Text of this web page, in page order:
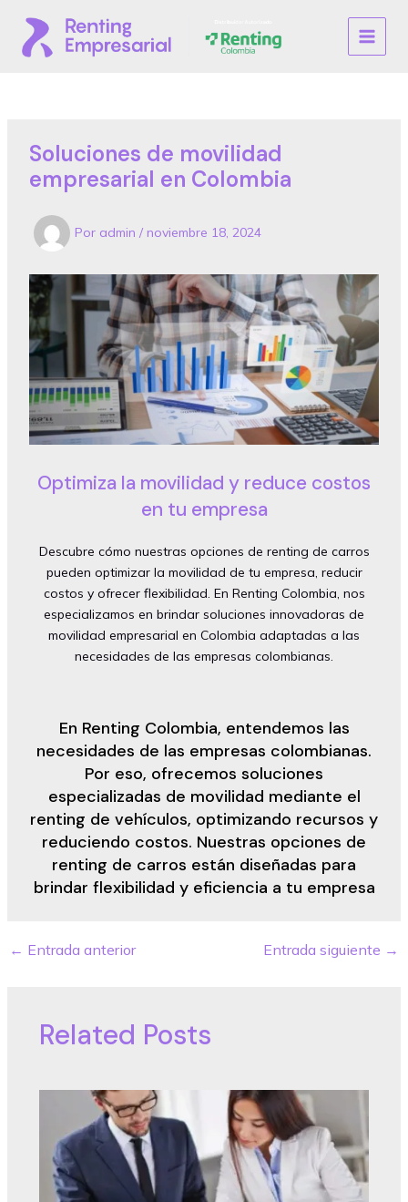
contenido
MAIN
Soluciones de movilidad
empresarial en Colombia
Por admin / noviembre 18, 2024
Optimiza la movilidad y reduce costos
en tu empresa
Descubre cómo nuestras opciones de renting de carros
pueden optimizar la movilidad de tu empresa, reducir
costos y ofrecer flexibilidad. En Renting Colombia, nos
especializamos en brindar soluciones innovadoras de
movilidad empresarial en Colombia adaptadas a las
necesidades de las empresas colombianas.
En Renting Colombia, entendemos las
necesidades de las empresas colombianas.
Por eso, ofrecemos soluciones
especializadas de movilidad mediante el
renting de vehículos, optimizando recursos y
reduciendo costos. Nuestras opciones de
renting de carros están diseñadas para
brindar flexibilidad y eficiencia a tu empresa
Post
← Entrada anterior Entrada siguiente →
Related Posts